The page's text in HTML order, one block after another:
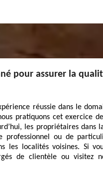
pour assurer la
réussie dans le
pratiquons cet exercice
les propriétaires dans
professionnel ou de
les localités voisines. Si
de clientèle ou visitez